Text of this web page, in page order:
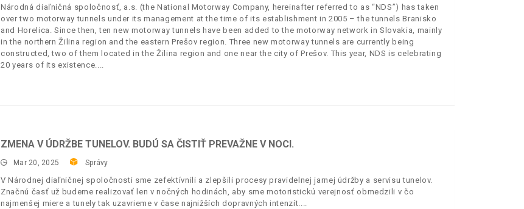
Národná diaľničná spoločnosť, a.s. (the National Motorway Company, hereinafter referred to as “NDS”) has taken
over two motorway tunnels under its management at the time of its establishment in 2005 – the tunnels Branisko
and Horelica. Since then, ten new motorway tunnels have been added to the motorway network in Slovakia, mainly
in the northern Žilina region and the eastern Prešov region. Three new motorway tunnels are currently being
constructed, two of them located in the Žilina region and one near the city of Prešov. This year, NDS is celebrating
20 years of its existence.
ZMENA V ÚDRŽBE TUNELOV. BUDÚ SA ČISTIŤ PREVAŽNE V NOCI.
Mar 20, 2025 Správy
V Národnej diaľničnej spoločnosti sme zefektívnili a zlepšili procesy pravidelnej jarnej údržby a servisu tunelov.
Značnú časť už budeme realizovať len v nočných hodinách, aby sme motoristickú verejnosť obmedzili v čo
najmenšej miere a tunely tak uzavrieme v čase najnižších dopravných intenzít.